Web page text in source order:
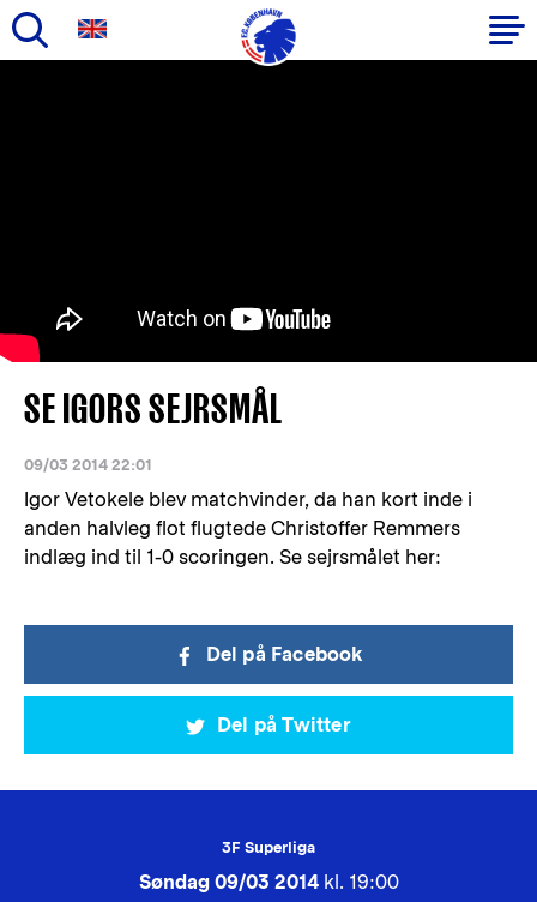
SE IGORS SEJRSMÅL
09/03 2014 22:01
Igor Vetokele blev matchvinder, da han kort inde i
anden halvleg flot flugtede Christoffer Remmers
indlæg ind til 1-0 scoringen. Se sejrsmålet her:
Del på Facebook
Del på Twitter
3F Superliga
Søndag 09/03 2014kl. 19:00